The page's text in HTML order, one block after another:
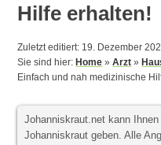
Hilfe erhalten!
Zuletzt editiert: 19. Dezember
Sie sind hier:Home »Arzt »
Einfach und nah medizinische
Johanniskraut.net kann
Johanniskraut geben. Alle